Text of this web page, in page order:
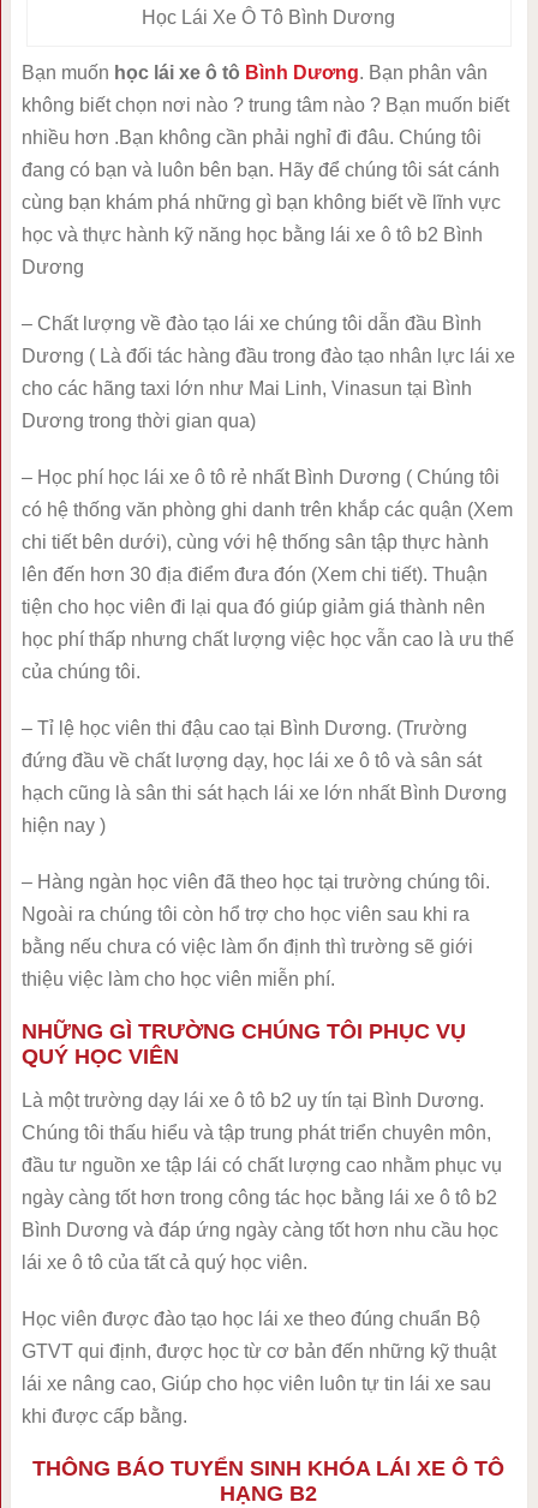
Học Lái Xe Ô Tô Bình Dương
Bạn muốn học lái xe ô tô Bình Dương. Bạn phân vân
không biết chọn nơi nào ? trung tâm nào ? Bạn muốn biết
nhiều hơn .Bạn không cần phải nghỉ đi đâu. Chúng tôi
đang có bạn và luôn bên bạn. Hãy để chúng tôi sát cánh
cùng bạn khám phá những gì bạn không biết về lĩnh vực
học và thực hành kỹ năng học bằng lái xe ô tô b2 Bình
Dương
– Chất lượng về đào tạo lái xe chúng tôi dẫn đầu Bình
Dương ( Là đối tác hàng đầu trong đào tạo nhân lực lái xe
cho các hãng taxi lớn như Mai Linh, Vinasun tại Bình
Dương trong thời gian qua)
– Học phí học lái xe ô tô rẻ nhất Bình Dương ( Chúng tôi
có hệ thống văn phòng ghi danh trên khắp các quận (Xem
chi tiết bên dưới), cùng với hệ thống sân tập thực hành
lên đến hơn 30 địa điểm đưa đón (Xem chi tiết). Thuận
tiện cho học viên đi lại qua đó giúp giảm giá thành nên
học phí thấp nhưng chất lượng việc học vẫn cao là ưu thế
của chúng tôi.
– Tỉ lệ học viên thi đậu cao tại Bình Dương. (Trường
đứng đầu về chất lượng dạy, học lái xe ô tô và sân sát
hạch cũng là sân thi sát hạch lái xe lớn nhất Bình Dương
hiện nay )
– Hàng ngàn học viên đã theo học tại trường chúng tôi.
Ngoài ra chúng tôi còn hổ trợ cho học viên sau khi ra
bằng nếu chưa có việc làm ổn định thì trường sẽ giới
thiệu việc làm cho học viên miễn phí.
NHỮNG GÌ TRƯỜNG CHÚNG TÔI PHỤC VỤ
QUÝ HỌC VIÊN
Là một trường dạy lái xe ô tô b2 uy tín tại Bình Dương.
Chúng tôi thấu hiểu và tập trung phát triển chuyên môn,
đầu tư nguồn xe tập lái có chất lượng cao nhằm phục vụ
ngày càng tốt hơn trong công tác học bằng lái xe ô tô b2
Bình Dương và đáp ứng ngày càng tốt hơn nhu cầu học
lái xe ô tô của tất cả quý học viên.
Học viên được đào tạo học lái xe theo đúng chuẩn Bộ
GTVT qui định, được học từ cơ bản đến những kỹ thuật
lái xe nâng cao, Giúp cho học viên luôn tự tin lái xe sau
khi được cấp bằng.
THÔNG BÁO TUYỂN SINH KHÓA LÁI XE Ô TÔ
HẠNG B2